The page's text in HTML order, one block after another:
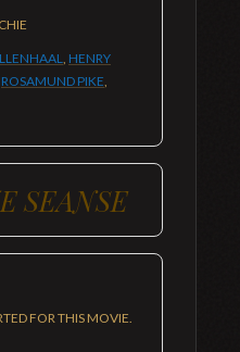
, HENRY
ROSAMUND PIKE,
SEANSE
FOR THIS MOVIE.